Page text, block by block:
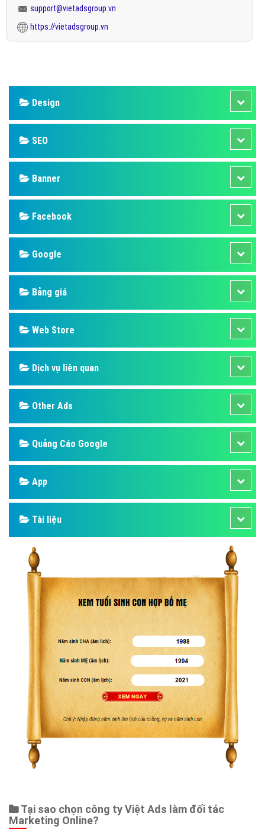
support@vietadsgroup.vn
https://vietadsgroup.vn
Design
SEO
Banner
Facebook
Google
Bảng giá
Web Store
Dịch vụ liên quan
Other Ads
Quảng Cáo Google
App